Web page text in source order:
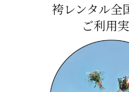
袴レンタル全
ご利用